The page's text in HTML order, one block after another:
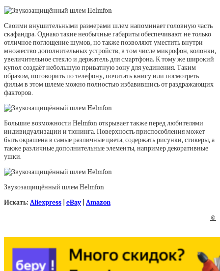
Своими внушительными размерами шлем напоминает головную часть
скафандра. Однако такие необычные габариты обеспечивают не только
отличное поглощение шумов, но также позволяют уместить внутри
множество дополнительных устройств, в том числе микрофон, колонки,
увеличительное стекло и держатель для смартфона. К тому же широкий
купол создаёт небольшую приватную зону для уединения. Таким
образом, поговорить по телефону, почитать книгу или посмотреть
фильм в этом шлеме можно полностью избавившись от раздражающих
факторов.
Большие возможности Helmfon открывает также перед любителями
индивидуализации и тюнинга. Поверхность приспособления может
быть окрашена в самые различные цвета, содержать рисунки, стикеры, а
также различные дополнительные элементы, например декоративные
ушки.
Звукозащищённый шлем Helmfon
Искать: Aliexpress eBay| Amazon
©